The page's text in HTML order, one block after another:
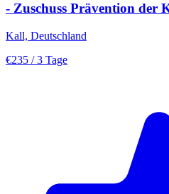
- Zuschuss Prävention der
Kall, Deutschland
€235 / 3 Tage